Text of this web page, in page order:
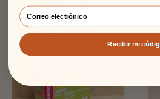
Recibir mi